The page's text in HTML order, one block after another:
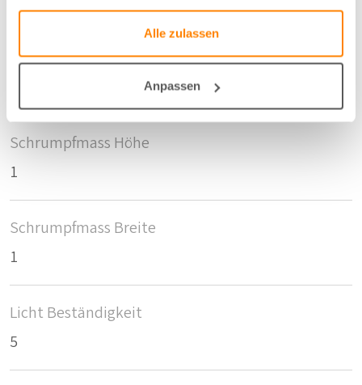
Alle zulassen
Anpassen
Anzahl der Fläschen pro m2
Schrumpfmass Höhe
1
Schrumpfmass Breite
1
Licht Beständigkeit
5